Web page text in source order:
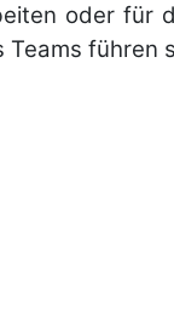
oder für
führen